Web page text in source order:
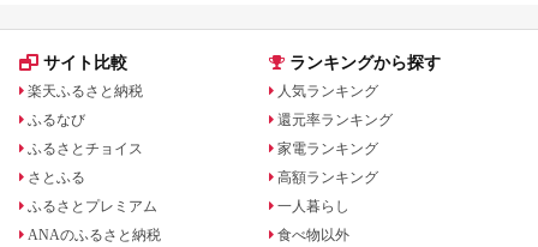
サイト比較
楽天ふるさと納税
ふるなび
ふるさとチョイス
さとふる
ふるさとプレミアム
ANAのふるさと納税
ランキングから探す
人気ランキング
還元率ランキング
家電ランキング
高額ランキング
一人暮らし
食べ物以外